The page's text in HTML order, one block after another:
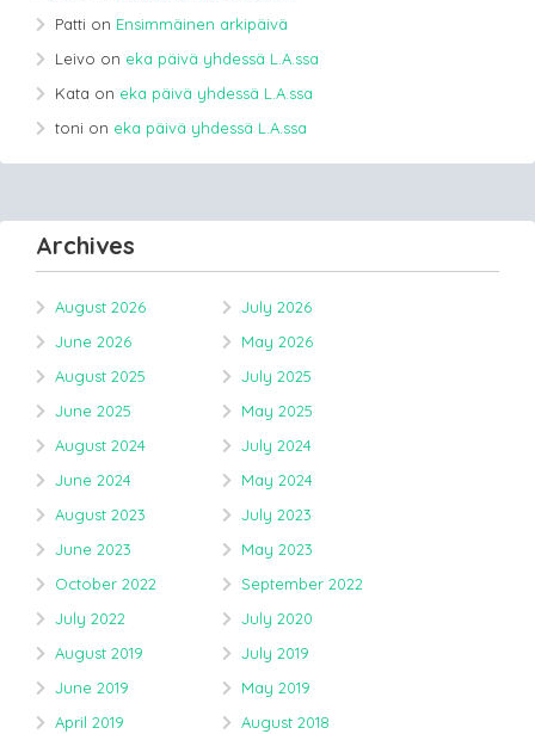
Patti on Ensimmäinen arkipäivä
Leivo on eka päivä yhdessä L.A.ssa
Kata on eka päivä yhdessä L.A.ssa
toni on eka päivä yhdessä L.A.ssa
Archives
August 2026
July 2026
June 2026
May 2026
August 2025
July 2025
June 2025
May 2025
August 2024
July 2024
June 2024
May 2024
August 2023
July 2023
June 2023
May 2023
October 2022
September 2022
July 2022
July 2020
August 2019
July 2019
June 2019
May 2019
April 2019
August 2018